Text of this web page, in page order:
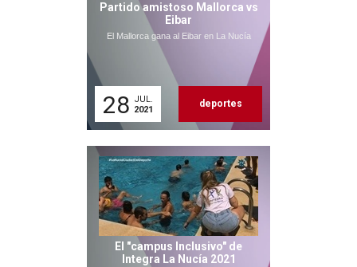
Partido amistoso Mallorca vs
Eibar
El Mallorca gana al Eibar en La Nucía
28 JUL.
2021
deportes
El "campus Inclusivo" de
Integra La Nucía 2021